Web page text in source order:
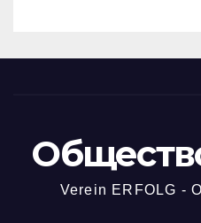
Verein ERFOLG -